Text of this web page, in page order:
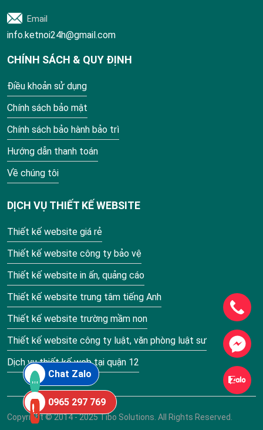
Email
info.ketnoi24h@gmail.com
CHÍNH SÁCH & QUY ĐỊNH
Điều khoản sử dụng
Chính sách bảo mật
Chính sách bảo hành bảo trì
Hướng dẫn thanh toán
Về chúng tôi
DỊCH VỤ THIẾT KẾ WEBSITE
Thiết kế website giá rẻ
Thiết kế website công ty bảo vệ
Thiết kế website in ấn, quảng cáo
Thiết kế website trung tâm tiếng Anh
Thiết kế website trường mầm non
Thiết kế website công ty luật, văn phòng luật sư
Dịch vụ thiết kế web tại quận 12
Copyright © 2014 - 2025 Tibo Solutions. All Rights Reserved.
Chat Zalo
0965 297 769